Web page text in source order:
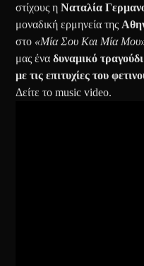
στίχους ηΝαταλία
μοναδική ερμηνεία της
στο «Μία Σου Και Μία
μας έναδυναμικό
με τις επιτυχίες του
Δείτε το music video.